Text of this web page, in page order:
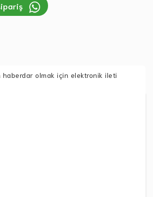
haberdar olmak için elektronik ileti